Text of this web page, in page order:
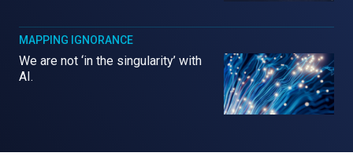
MAPPING IGNORANCE
We are not ‘in the singularity’ with
AI.